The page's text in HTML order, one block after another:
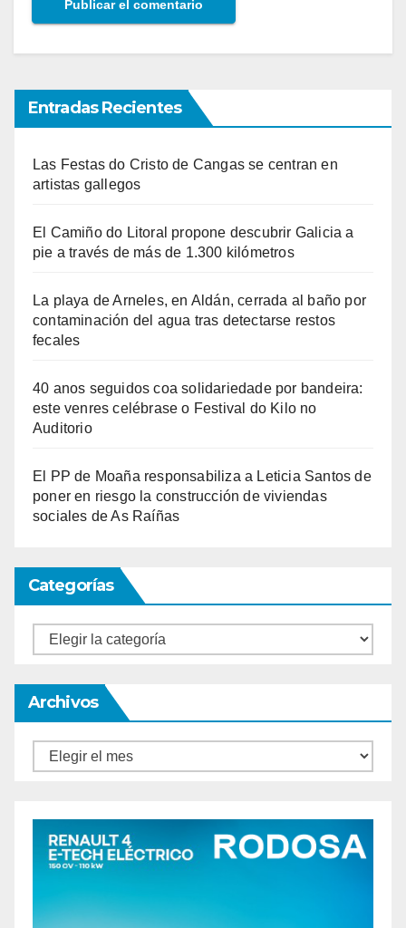
Entradas Recientes
Las Festas do Cristo de Cangas se centran en
artistas gallegos
El Camiño do Litoral propone descubrir Galicia a
pie a través de más de 1.300 kilómetros
La playa de Arneles, en Aldán, cerrada al baño por
contaminación del agua tras detectarse restos
fecales
40 anos seguidos coa solidariedade por bandeira:
este venres celébrase o Festival do Kilo no
Auditorio
El PP de Moaña responsabiliza a Leticia Santos de
poner en riesgo la construcción de viviendas
sociales de As Raíñas
Categorías
Categorías
Archivos
Archivos